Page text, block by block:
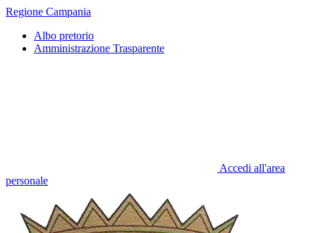
Regione Campania
Albo pretorio
Amministrazione Trasparente
Accedi all'area
personale